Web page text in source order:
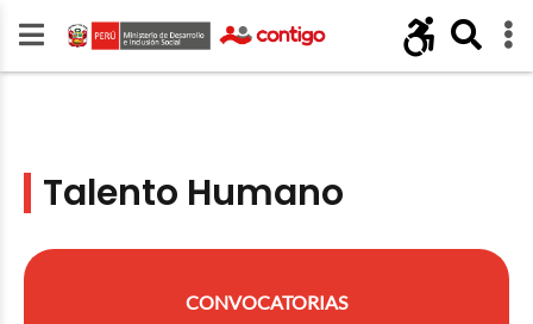
Talento Humano
CONVOCATORIAS